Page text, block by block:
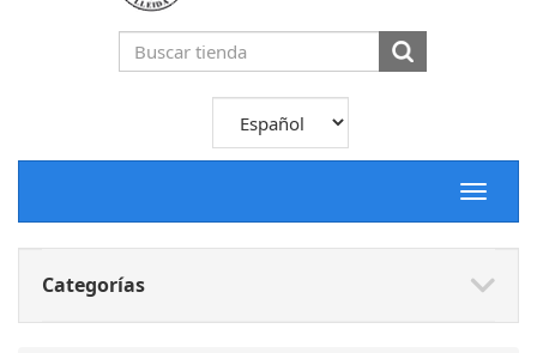
Toggle
Categorías